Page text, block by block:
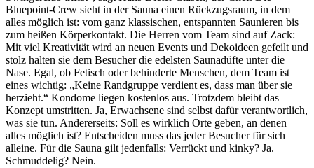
Bluepoint-Crew sieht in der Sauna einen Rückzugsraum, in dem
alles möglich ist: vom ganz klassischen, entspannten Saunieren bis
zum heißen Körperkontakt. Die Herren vom Team sind auf Zack:
Mit viel Kreativität wird an neuen Events und Dekoideen gefeilt und
stolz halten sie dem Besucher die edelsten Saunadüfte unter die
Nase. Egal, ob Fetisch oder behinderte Menschen, dem Team ist
eines wichtig: „Keine Randgruppe verdient es, dass man über sie
herzieht.“ Kondome liegen kostenlos aus. Trotzdem bleibt das
Konzept umstritten. Ja, Erwachsene sind selbst dafür verantwortlich,
was sie tun. Andererseits: Soll es wirklich Orte geben, an denen
alles möglich ist? Entscheiden muss das jeder Besucher für sich
alleine. Für die Sauna gilt jedenfalls: Verrückt und kinky? Ja.
Schmuddelig? Nein.